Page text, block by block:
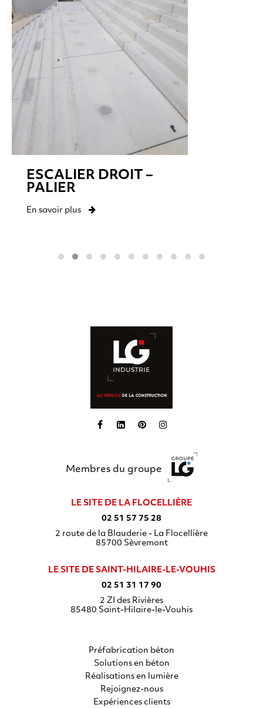
ESCALIER DROIT –
PALIER
En savoir plus
Membres du groupe
LE SITE DE LA FLOCELLIÈRE
02 51 57 75 28
2 route de la Blauderie - La Flocellière
85700 Sèvremont
LE SITE DE SAINT-HILAIRE-LE-VOUHIS
02 51 31 17 90
2 ZI des Rivières
85480 Saint-Hilaire-le-Vouhis
Préfabrication béton
Solutions en béton
Réalisations en lumière
Rejoignez-nous
Expériences clients